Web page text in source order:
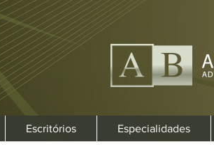
Escritórios Especialidades